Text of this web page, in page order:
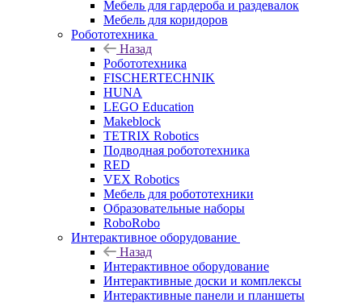
Мебель для гардероба и раздевалок
Мебель для коридоров
Робототехника
Назад
Робототехника
FISCHERTECHNIK
HUNA
LEGO Education
Makeblock
TETRIX Robotics
Подводная робототехника
RED
VEX Robotics
Мебель для робототехники
Образовательные наборы
RoboRobo
Интерактивное оборудование
Назад
Интерактивное оборудование
Интерактивные доски и комплексы
Интерактивные панели и планшеты